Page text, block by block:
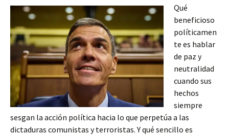
Qué
beneficioso
políticamen
te es hablar
de paz y
neutralidad
cuando sus
hechos
siempre
sesgan la acción política hacia lo que perpetúa a las
dictaduras comunistas y terroristas. Y qué sencillo es